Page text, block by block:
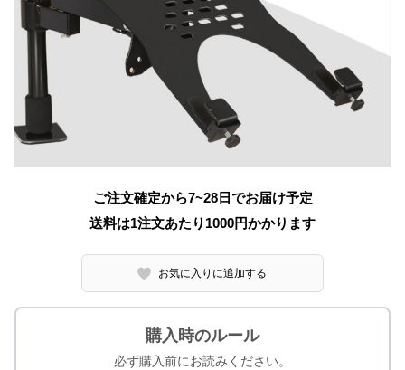
ご注文確定から7~28日でお届け予定
送料は1注文あたり 1000円かかります
お気に入りに追加する
購入時のルール
必ず購入前にお読みください。